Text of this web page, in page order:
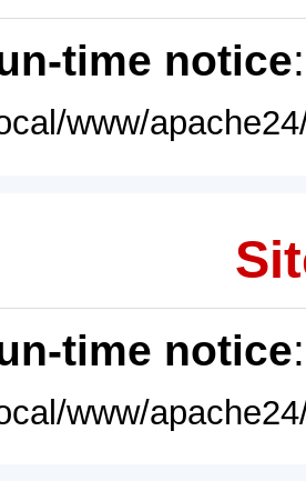
time notice
www/
time notice
www/